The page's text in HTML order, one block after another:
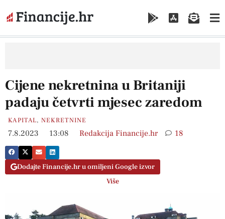
Cijene nekretnina u Britaniji
padaju četvrti mjesec zaredom
KAPITAL, NEKRETNINE
7.8.2023 13:08 Redakcija Financije.hr 18
Dodajte Financije.hr u omiljeni Google izvor
Više